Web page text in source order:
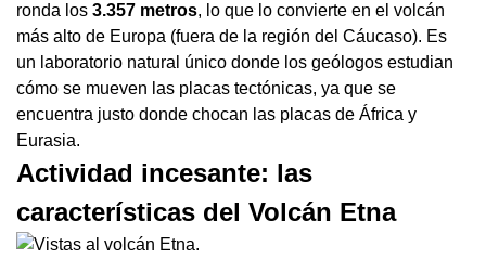
ronda los 3.357 metros, lo que lo convierte en el volcán
más alto de Europa (fuera de la región del Cáucaso). Es
un laboratorio natural único donde los geólogos estudian
cómo se mueven las placas tectónicas, ya que se
encuentra justo donde chocan las placas de África y
Eurasia.
Actividad incesante: las
características del Volcán Etna